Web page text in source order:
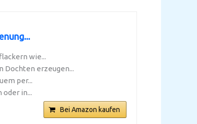
wie...
Dochten erzeugen...
per...
in...
Bei Amazon kaufen